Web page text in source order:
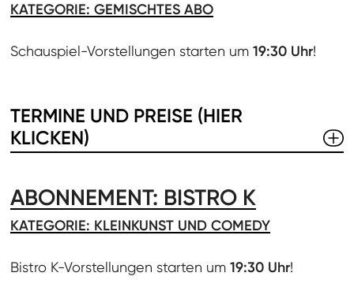
KATEGORIE: GEMISCHTES ABO
Schauspiel-Vorstellungen starten um 19:30 Uhr!
TERMINE UND PREISE (HIER
KLICKEN)
ABONNEMENT: BISTRO K
KATEGORIE: KLEINKUNST UND COMEDY
Bistro K-Vorstellungen starten um 19:30 Uhr!